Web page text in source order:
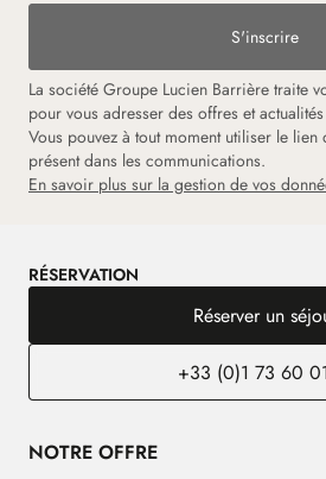
S'inscrire
La société Groupe Lucien Barrière traite
pour vous adresser des offres et
Vous pouvez à tout moment utiliser le lien
présent dans les communications.
En savoir plus sur la gestion de vos
RÉSERVATION
Réserver un
+33 (0)1 73 60
NOTRE OFFRE